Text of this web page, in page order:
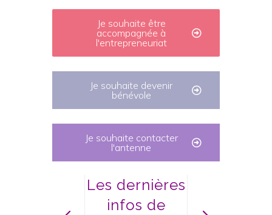
Je souhaite être
accompagnée à
l'entrepreneuriat
Je souhaite devenir
bénévole
Je souhaite contacter
l'antenne
Les dernières
infos de